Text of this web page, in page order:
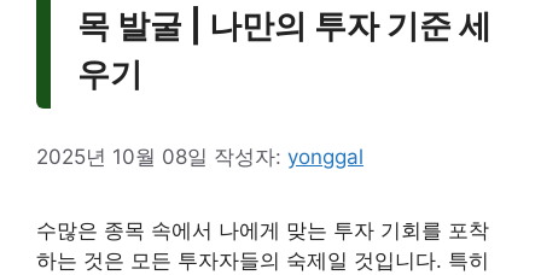
목 발굴 | 나만의 투자 기준 세
우기
2025년 10월 08일 작성자: yonggal
수많은 종목 속에서 나에게 맞는 투자 기회를 포착
하는 것은 모든 투자자들의 숙제일 것입니다. 특히